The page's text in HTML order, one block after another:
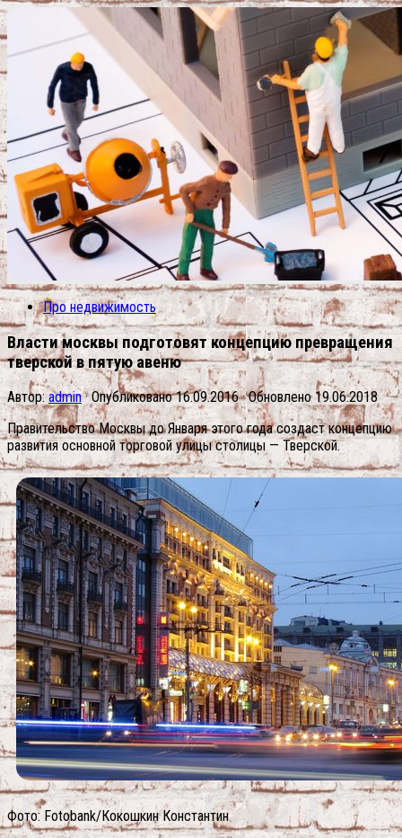
Про недвижимость
Власти москвы подготовят концепцию превращения
тверской в пятую авеню
Автор:admin · Опубликовано16.09.2016· Обновлено19.06.2018
Правительство Москвы до Января этого года создаст концепцию
развития основной торговой улицы столицы — Тверской.
Фото: Fotobank/Кокошкин Константин